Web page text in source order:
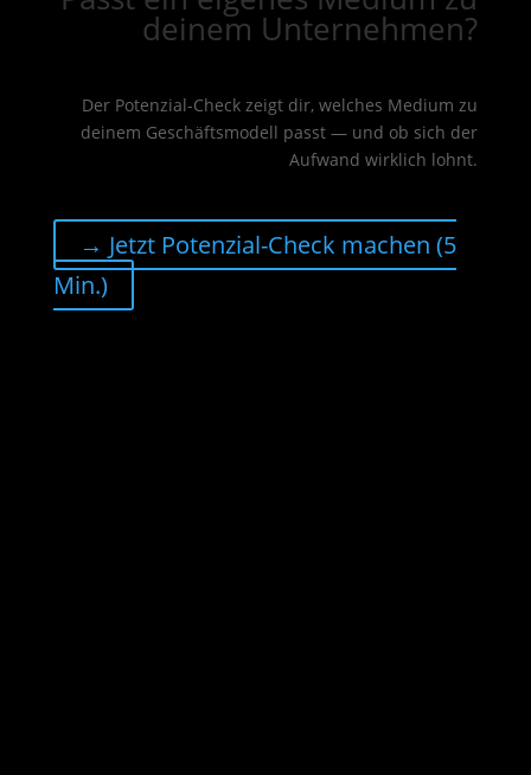
deinem Unternehmen?
Der Potenzial-Check zeigt dir, welches Medium zu
deinem Geschäftsmodell passt — und ob sich der
Aufwand wirklich lohnt.
→ Jetzt Potenzial-Check machen (5
Min.)